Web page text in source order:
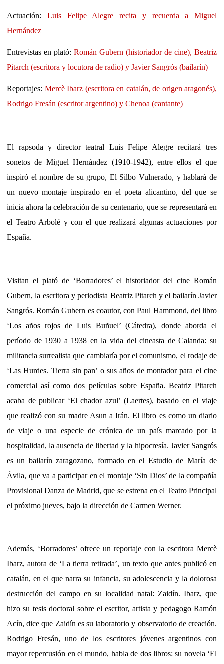
Actuación: Luis Felipe Alegre recita y recuerda a Miguel
Hernández
Entrevistas en plató: Román Gubern (historiador de cine), Beatriz
Pitarch (escritora y locutora de radio) y Javier Sangrós (bailarín)
Reportajes: Mercè Ibarz (escritora en catalán, de origen aragonés),
Rodrigo Fresán (escritor argentino) y Chenoa (cantante)
El rapsoda y director teatral Luis Felipe Alegre recitará tres
sonetos de Miguel Hernández (1910-1942), entre ellos el que
inspiró el nombre de su grupo, El Silbo Vulnerado, y hablará de
un nuevo montaje inspirado en el poeta alicantino, del que se
inicia ahora la celebración de su centenario, que se representará en
el Teatro Arbolé y con el que realizará algunas actuaciones por
España.
Visitan el plató de ‘Borradores’ el historiador del cine Román
Gubern, la escritora y periodista Beatriz Pitarch y el bailarín Javier
Sangrós. Román Gubern es coautor, con Paul Hammond, del libro
‘Los años rojos de Luis Buñuel’ (Cátedra), donde aborda el
período de 1930 a 1938 en la vida del cineasta de Calanda: su
militancia surrealista que cambiaría por el comunismo, el rodaje de
‘Las Hurdes. Tierra sin pan’ o sus años de montador para el cine
comercial así como dos películas sobre España. Beatriz Pitarch
acaba de publicar ‘El chador azul’ (Laertes), basado en el viaje
que realizó con su madre Asun a Irán. El libro es como un diario
de viaje o una especie de crónica de un país marcado por la
hospitalidad, la ausencia de libertad y la hipocresía. Javier Sangrós
es un bailarín zaragozano, formado en el Estudio de María de
Ávila, que va a participar en el montaje ‘Sin Dios’ de la compañía
Provisional Danza de Madrid, que se estrena en el Teatro Principal
el próximo jueves, bajo la dirección de Carmen Werner.
Además, ‘Borradores’ ofrece un reportaje con la escritora Mercè
Ibarz, autora de ‘La tierra retirada’, un texto que antes publicó en
catalán, en el que narra su infancia, su adolescencia y la dolorosa
destrucción del campo en su localidad natal: Zaidín. Ibarz, que
hizo su tesis doctoral sobre el escritor, artista y pedagogo Ramón
Acín, dice que Zaidín es su laboratorio y observatorio de creación.
Rodrigo Fresán, uno de los escritores jóvenes argentinos con
mayor repercusión en el mundo, habla de dos libros: su novela ‘El